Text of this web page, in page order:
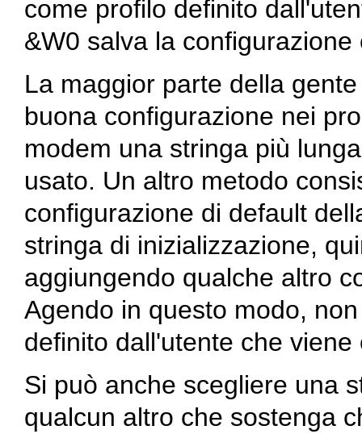
come profilo definito
&W0 salva la
La maggior parte della
buona configurazione nei
modem una stringa più
usato. Un altro metodo
configurazione di default
stringa di inizializzazione,
aggiungendo qualche altro
Agendo in questo modo,
definito dall'utente che
Si può anche scegliere una
qualcun altro che sostenga